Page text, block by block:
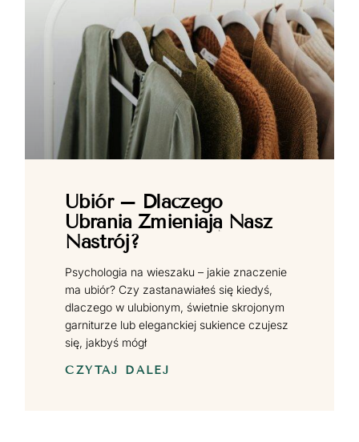
Ubiór – Dlaczego
Ubrania Zmieniają Nasz
Nastrój?
Psychologia na wieszaku – jakie znaczenie
ma ubiór? Czy zastanawiałeś się kiedyś,
dlaczego w ulubionym, świetnie skrojonym
garniturze lub eleganckiej sukience czujesz
się, jakbyś mógł
CZYTAJ DALEJ